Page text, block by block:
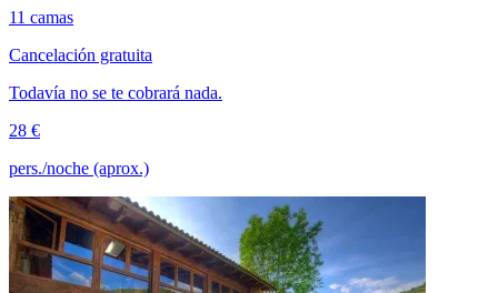
11 camas
Cancelación gratuita
Todavía no se te cobrará nada.
28 €
pers./noche (aprox.)